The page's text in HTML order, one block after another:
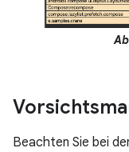
Beachten Sie bei